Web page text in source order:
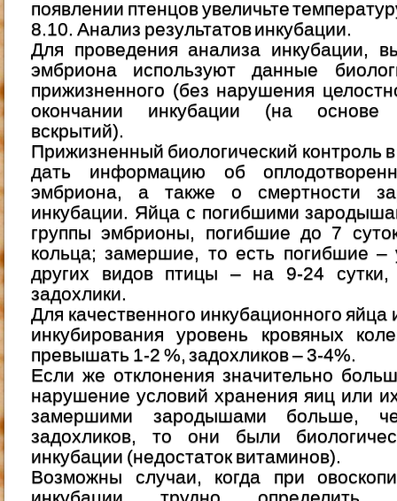
появлении птенцов увеличьте
8.10. Анализ результатов инкубации.
Для проведения анализа инкубации,
эмбриона используют данные
прижизненного (без нарушения
окончании инкубации (на основе
вскрытий).
Прижизненный биологический контроль
дать информацию об
эмбриона, а также о смертности
инкубации. Яйца с погибшими
группы эмбрионы, погибшие до 7
кольца; замершие, то есть погибшие
других видов птицы – на 9-24
задохлики.
Для качественного инкубационного
инкубирования уровень кровяных
превышать 1-2 %, задохликов – 3-4%.
Если же отклонения значительно
нарушение условий хранения яиц или
замершими зародышами больше,
задохликов, то они были
инкубации (недостаток витаминов).
Возможны случаи, когда при